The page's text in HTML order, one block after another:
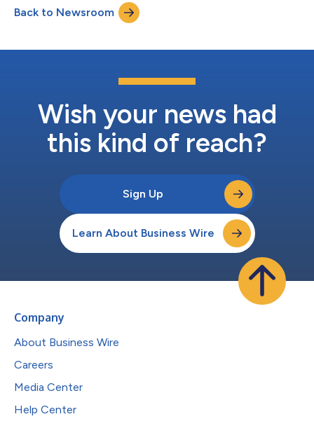
Back to Newsroom
Wish your news had
this kind of reach?
Sign Up
Learn About Business Wire
Company
About Business Wire
Careers
Media Center
Help Center